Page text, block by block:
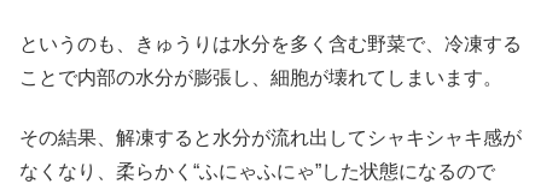
というのも、きゅうりは水分を多く含む野菜で、冷凍する
ことで内部の水分が膨張し、細胞が壊れてしまいます。
その結果、解凍すると水分が流れ出してシャキシャキ感が
なくなり、柔らかく“ふにゃふにゃ”した状態になるので